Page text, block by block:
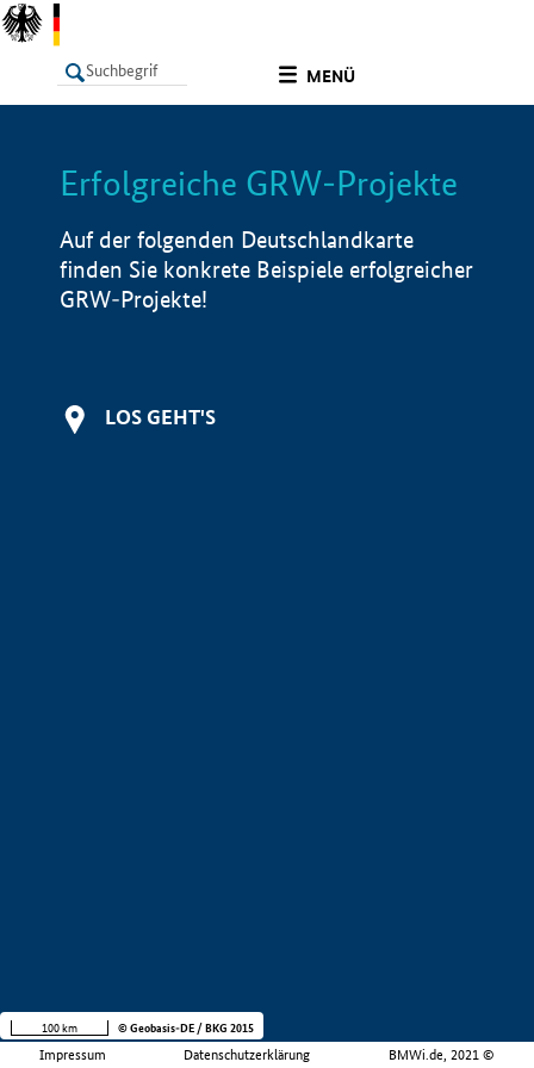
MENÜ
LISTE Info
Erfolgreiche GRW-Projekte
Auf der folgenden Deutschlandkarte
finden Sie konkrete Beispiele erfolgreicher
GRW-Projekte!
LOS GEHT'S
Impressum Datenschutzerklärung BMWi.de, 2021 ©
100 km © Geobasis-DE / BKG 2015